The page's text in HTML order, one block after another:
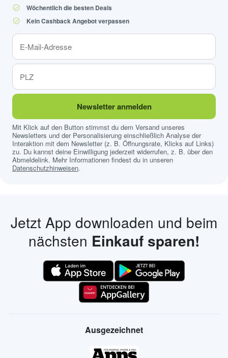
Wöchentlich die besten Deals
Kein Cashback Angebot verpassen
Newsletter anmelden
Mit Klick auf den Button stimmst du dem Versand unseres
Newsletters und der Personalisierung einschließlich Analyse der
Interaktion mit dem Newsletter (z. B. Öffnungsrate, Klicks auf Links)
zu. Du kannst deine Einwilligung jederzeit widerrufen, z. B. über den
Abmeldelink. Mehr Informationen findest du in unseren
Datenschutzhinweisen.
Jetzt App downloaden und beim
nächsten Einkauf sparen!
Ausgezeichnet